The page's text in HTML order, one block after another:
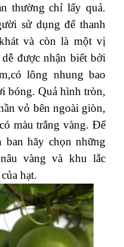
thường chỉ lấy quả.
sử dụng để thanh
và còn là một vị
được nhận biết bởi
lông nhung bao
bóng. Quả hình tròn,
vỏ bên ngoài giòn,
màu trắng vàng. Để
ban hãy chọn những
vàng và khu lắc
hạt.